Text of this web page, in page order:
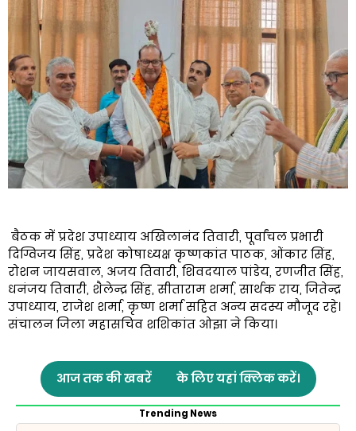
बैठक में प्रदेश उपाध्याय अखिलानंद तिवारी, पूर्वांचल प्रभारी
दिग्विजय सिंह, प्रदेश कोषाध्यक्ष कृष्णकांत पाठक, ओंकार सिंह,
रोशन जायसवाल, अजय तिवारी, शिवदयाल पांडेय, रणजीत सिंह,
धनंजय तिवारी, शैलेन्द्र सिंह, सीताराम शर्मा, सार्थक राय, जितेन्द्र
उपाध्याय, राजेश शर्मा, कृष्ण शर्मा सहित अन्य सदस्य मौजूद रहे।
संचालन जिला महासचिव शशिकांत ओझा ने किया।
आज तक की खबरें के लिए यहां क्लिक करें।
Trending News